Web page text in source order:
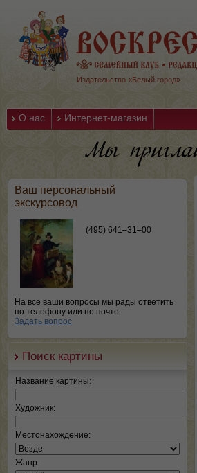
Издательство «Белый город»
О нас Интернет-магазин
Ваш персональный
экскурсовод
(495) 641–31–00
На все ваши вопросы мы рады ответить
по телефону или по почте.
Задать вопрос
Поиск картины
Название картины:
Художник:
Местонахождение:
Жанр: